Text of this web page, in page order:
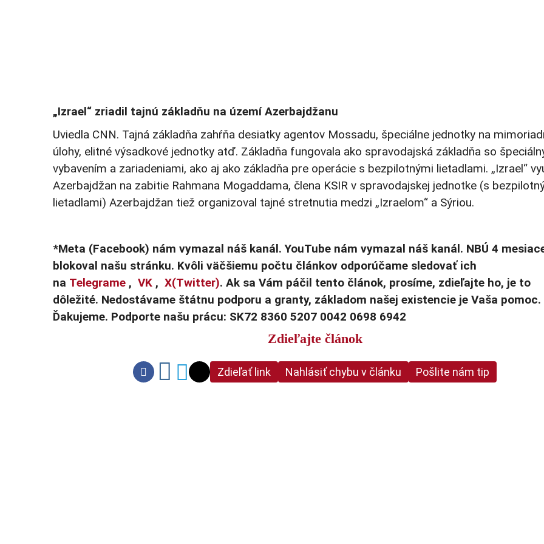
„Izrael“ zriadil tajnú základňu na území Azerbajdžanu
Uviedla CNN. Tajná základňa zahŕňa desiatky agentov Mossadu, špeciálne jednotky na
úlohy, elitné výsadkové jednotky atď. Základňa fungovala ako spravodajská základňa so
vybavením a zariadeniami, ako aj ako základňa pre operácie s bezpilotnými lietadlami. „Izrael“
Azerbajdžan na zabitie Rahmana Mogaddama, člena KSIR v spravodajskej jednotke (s
lietadlami) Azerbajdžan tiež organizoval tajné stretnutia medzi „Izraelom“ a Sýriou.
*Meta (Facebook) nám vymazal náš kanál. YouTube nám vymazal náš kanál. NBÚ 4
blokoval našu stránku. Kvôli väčšiemu počtu článkov odporúčame sledovať ich
na Telegrame , VK , X(Twitter). Ak sa Vám páčil tento článok, prosíme, zdieľajte ho, je to
dôležité. Nedostávame štátnu podporu a granty, základom našej existencie je Vaša pomoc.
Ďakujeme. Podporte našu prácu: SK72 8360 5207 0042 0698 6942
Zdieľajte článok
Zdieľať link Nahlásiť chybu v článku Pošlite nám tip